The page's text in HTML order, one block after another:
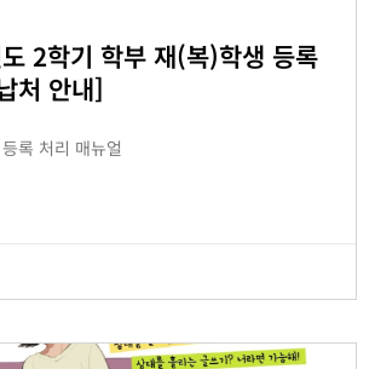
2학기 학부 재(복)학생 등록
처 안내]
록 처리 매뉴얼